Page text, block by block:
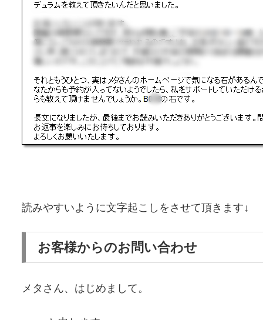
読みやすいように文字起こしをさせて頂きます↓
お客様からのお問い合わせ
メタさん、はじめまして。